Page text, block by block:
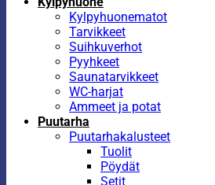
Kylpyhuonematot
Tarvikkeet
Suihkuverhot
Pyyhkeet
Saunatarvikkeet
WC-harjat
Ammeet ja potat
Puutarha
Puutarhakalusteet
Tuolit
Pöydät
Setit